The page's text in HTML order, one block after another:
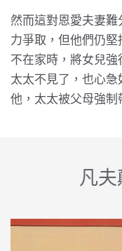
然而這對恩愛夫妻
力爭取，但他們仍
不在家時，將女兒
太太不見了，也心
他，太太被父母強制
凡